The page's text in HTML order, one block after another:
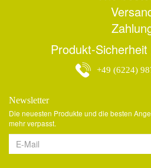
Produkt-
+49 (6224)
Newsletter
Die neuesten Produkte und die besten
mehr verpasst.
Newsletter